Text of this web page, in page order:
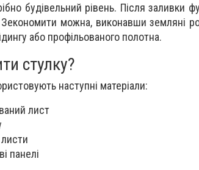
будівельний рівень. Після заливки
можна, виконавши земляні
або профільованого полотна.
стулку?
наступні матеріали:
лист
панелі